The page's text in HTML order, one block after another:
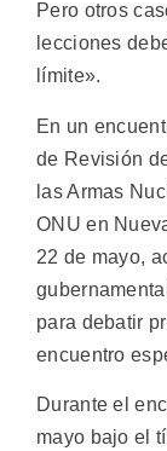
Pero otros
lecciones
límite».
En un
de Revisión
las Armas
ONU en
22 de mayo,
para debatir
encuentro
Durante el
mayo bajo el